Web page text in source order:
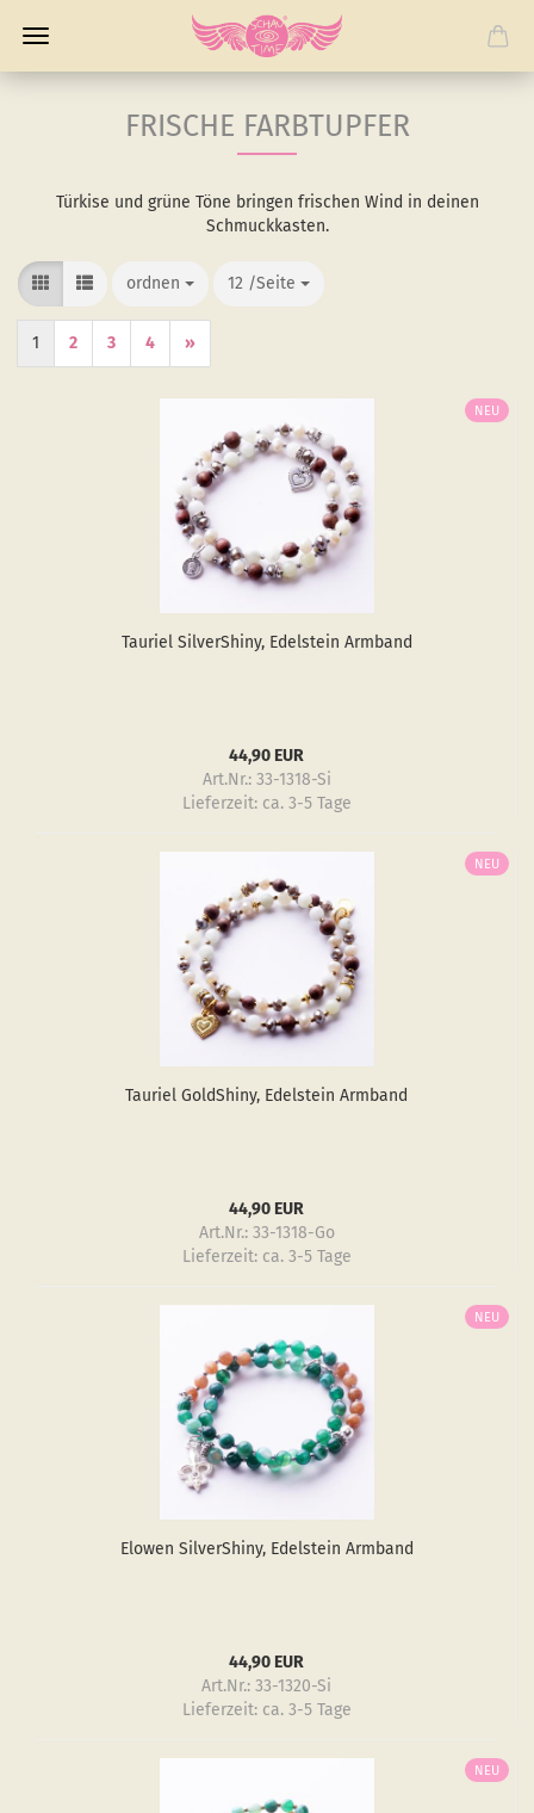
FRISCHE FARBTUPFER
Türkise und grüne Töne bringen frischen Wind in deinen
Schmuckkasten.
ordnen
ordnen 12 /Seite
/Seite
1 2 3 4 »
NEU
Tau­ri­el Sil­verS­hiny, Edel­stein Arm­band
44,90 EUR
Art.Nr.: 33-1318-Si
Lieferzeit: ca. 3-5 Tage
NEU
Tau­ri­el GoldS­hiny, Edel­stein Arm­band
44,90 EUR
Art.Nr.: 33-1318-Go
Lieferzeit: ca. 3-5 Tage
NEU
Elo­wen Sil­verS­hiny, Edel­stein Arm­band
44,90 EUR
Art.Nr.: 33-1320-Si
Lieferzeit: ca. 3-5 Tage
NEU